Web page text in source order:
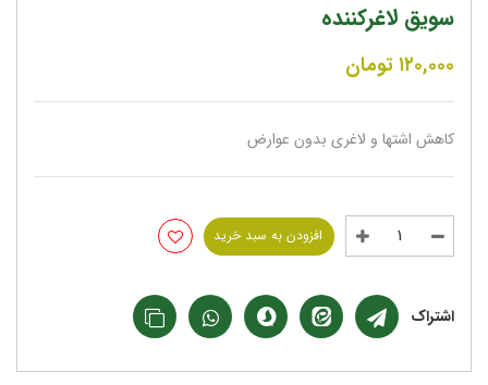
سویق لاغرکننده
۱۲۰,۰۰۰تومان
کاهش اشتها و لاغری بدون عوارض
افزودن به سبد خرید
اشتراک